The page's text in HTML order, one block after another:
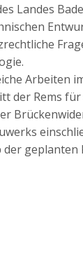
Landes
Arbeiten
der Rems